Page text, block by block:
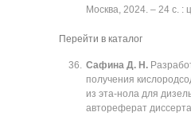
Москва, 2024. ‒ 24 с. :
Перейти в каталог
Сафина Д. Н.
получения
из эта-нола для
автореферат